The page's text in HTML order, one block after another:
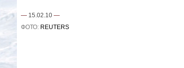
— 15.02.10 —
ФОТО: REUTERS